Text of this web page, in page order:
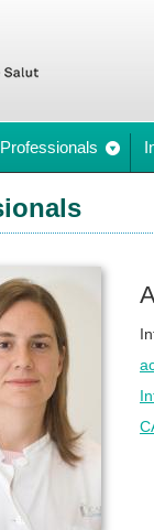
Professionals